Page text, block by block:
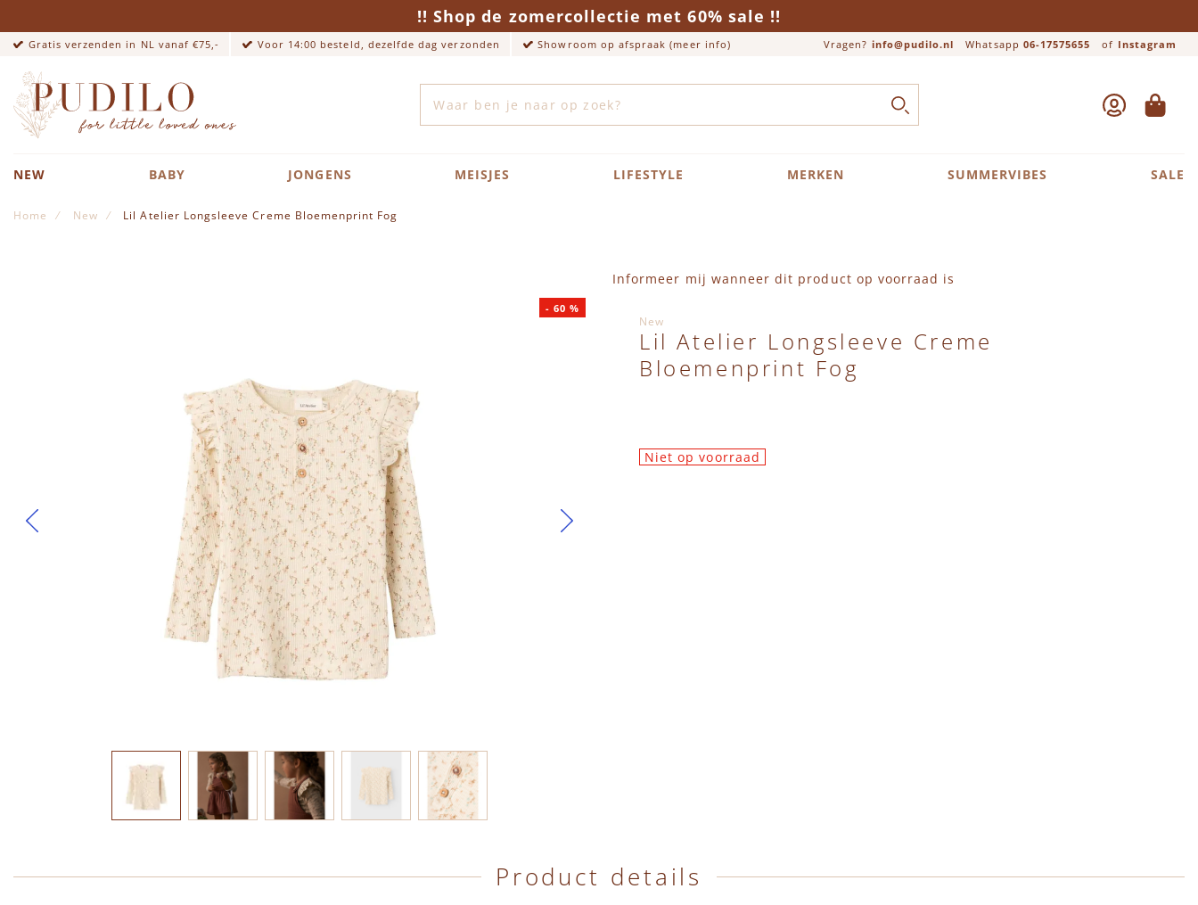
!! Shop de zomercollectie met 60% sale !!
Gratis verzenden in NL vanaf €75,- Voor 14:00 besteld, dezelfde dag verzonden Showroom op afspraak (meer info) Vragen? info@pudilo.nl Whatsapp 06-17575655 of Instagram
Close search
ZOEK ACCOUNT
NEW BABY JONGENS MEISJES LIFESTYLE MERKEN SUMMERVIBES SALE
Home New Lil Atelier Longsleeve Creme Bloemenprint Fog
- 60 %
Informeer mij wanneer dit product op voorraad is
New
Lil Atelier Longsleeve Creme
Bloemenprint Fog
Niet op voorraad
Product details